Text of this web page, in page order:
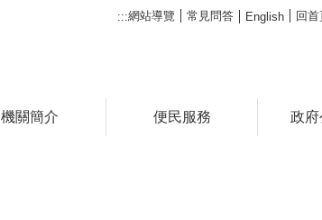
:::網站導覽 常見問答 English 回首
機關簡介 便民服務 政